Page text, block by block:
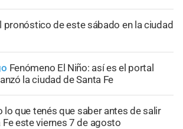
pronóstico de este sábado en la ciudad
Fenómeno El Niño: así es el portal
la ciudad de Santa Fe
lo que tenés que saber antes de salir
Fe este viernes 7 de agosto